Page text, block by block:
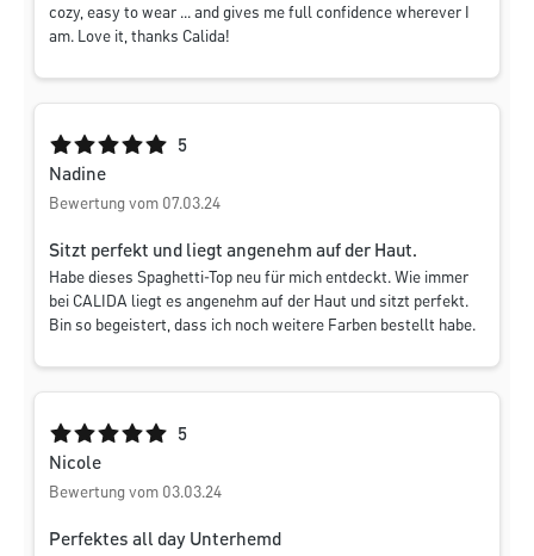
cozy, easy to wear ... and gives me full confidence wherever I
am. Love it, thanks Calida!
Durchschnittliche Bewertung von 5 von 5 Sternen
5
Nadine
Bewertung vom 07.03.24
Sitzt perfekt und liegt angenehm auf der Haut.
Habe dieses Spaghetti-Top neu für mich entdeckt. Wie immer
bei CALIDA liegt es angenehm auf der Haut und sitzt perfekt.
Bin so begeistert, dass ich noch weitere Farben bestellt habe.
Durchschnittliche Bewertung von 5 von 5 Sternen
5
Nicole
Bewertung vom 03.03.24
Perfektes all day Unterhemd